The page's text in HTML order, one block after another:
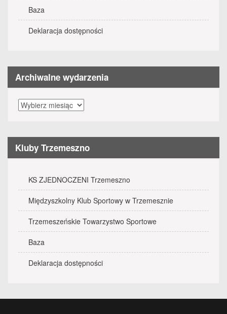
Baza
Deklaracja dostępności
Archiwalne wydarzenia
Archiwalne
wydarzenia
Kluby Trzemeszno
KS ZJEDNOCZENI Trzemeszno
Międzyszkolny Klub Sportowy w Trzemesznie
Trzemeszeńskie Towarzystwo Sportowe
Baza
Deklaracja dostępności